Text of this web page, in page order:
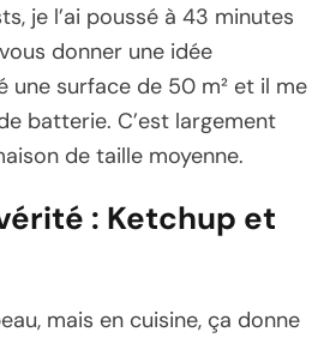
je l’ai poussé à 43 minutes
donner une idée
une surface de 50 m² et il me
batterie. C’est largement
de taille moyenne.
: Ketchup et
mais en cuisine, ça donne